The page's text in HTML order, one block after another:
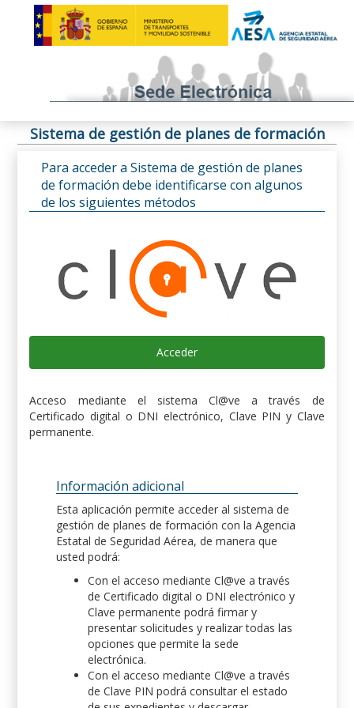
Sistema de gestión de planes de formación
Para acceder a Sistema de gestión de planes
de formación debe identificarse con algunos
de los siguientes métodos
Acceder
Acceso mediante el sistema Cl@ve a través de
Certificado digital o DNI electrónico, Clave PIN y Clave
permanente.
Información adicional
Esta aplicación permite acceder al sistema de
gestión de planes de formación con la Agencia
Estatal de Seguridad Aérea, de manera que
usted podrá:
Con el acceso mediante Cl@ve a través
de Certificado digital o DNI electrónico y
Clave permanente podrá firmar y
presentar solicitudes y realizar todas las
opciones que permite la sede
electrónica.
Con el acceso mediante Cl@ve a través
de Clave PIN podrá consultar el estado